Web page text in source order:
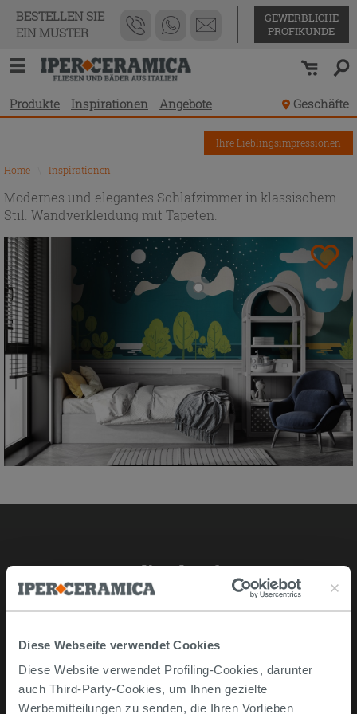
Diese Webseite verwendet Cookies
Diese Website verwendet Profiling-Cookies, darunter
auch Third-Party-Cookies, um Ihnen gezielte
Werbemitteilungen zu senden, die Ihren Vorlieben
BESTELLEN SIE
EIN MUSTER
GEWERBLICHE
PROFIKUNDE
Produkte Inspirationen Angebote Geschäfte
Home Inspirationen
Ihre Lieblingsimpressionen
Modernes und elegantes Schlafzimmer in klassischem
Stil. Wandverkleidung mit Tapeten.
Online kaufen
Musterstücke
Lieferzeiten und -kosten
Problemlose lieferung